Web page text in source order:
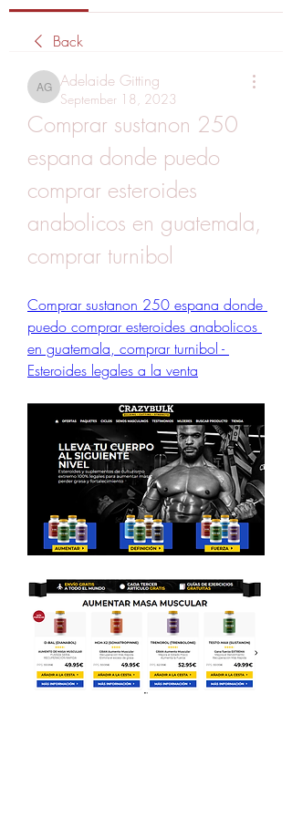
Back
Adelaide Gitting
Adelaide Gitting
September 18, 2023
Comprar sustanon 250
espana donde puedo
comprar esteroides
anabolicos en guatemala,
comprar turnibol
Comprar sustanon 250 espana donde
puedo comprar esteroides anabolicos
en guatemala, comprar turnibol -
Esteroides legales a la venta